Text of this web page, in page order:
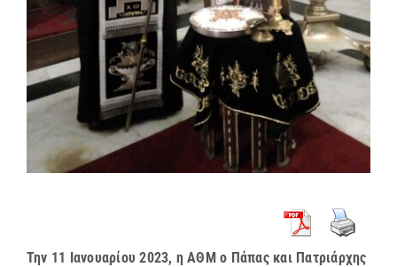
Την 11 Ιανουαρίου 2023, η ΑΘΜ ο Πάπας και Πατριάρχης